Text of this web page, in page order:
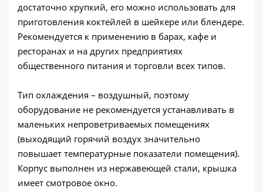
достаточно хрупкий, его можно использовать для
приготовления коктейлей в шейкере или блендере.
Рекомендуется к применению в барах, кафе и
ресторанах и на других предприятиях
общественного питания и торговли всех типов.
Тип охлаждения – воздушный, поэтому
оборудование не рекомендуется устанавливать в
маленьких непроветриваемых помещениях
(выходящий горячий воздух значительно
повышает температурные показатели помещения).
Корпус выполнен из нержавеющей стали, крышка
имеет смотровое окно.